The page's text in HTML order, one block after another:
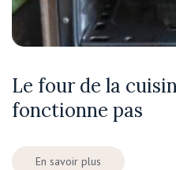
Le four de la
fonctionne pas
En savoir plus